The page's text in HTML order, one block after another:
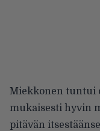
Miekkonen tuntui
mukaisesti hyvin
pitävän